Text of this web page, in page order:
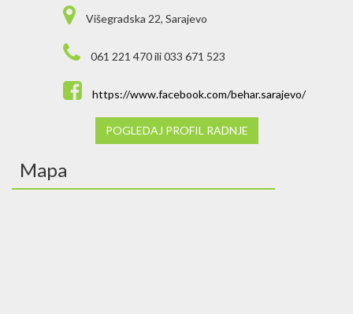
Višegradska 22, Sarajevo
061 221 470 ili 033 671 523
https://www.facebook.com/behar.sarajevo/
POGLEDAJ PROFIL RADNJE
Mapa